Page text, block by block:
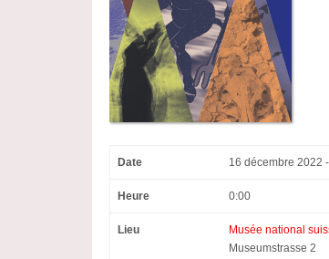
Date 16 décembre 2022
Heure 0:00
Lieu
Musée national
Museumstrasse 2